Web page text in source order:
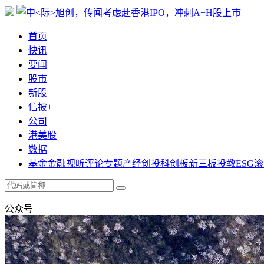
首页
快讯
要闻
股市
新股
信披+
公司
港美股
数据
基金金融视听评论专题产经创投科创板新三板投教ESG
公众号